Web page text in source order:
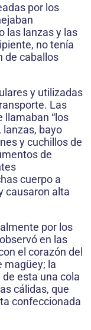
por los
las lanzas y las
no tenía
de caballos
y utilizadas
Las
llamaban “los
lanzas, bayo
y cuchillos de
de
cuerpo a
causaron alta
por los
en las
el corazón del
magüey; la
esta una cola
cálidas, que
confeccionada